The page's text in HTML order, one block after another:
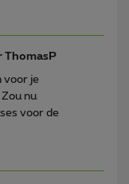
ThomasP
voor je
nu
voor de